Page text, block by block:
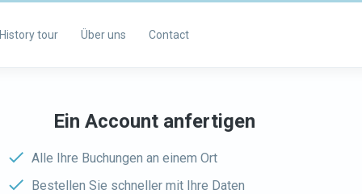
History tour Über uns Contact
Ein Account anfertigen
Alle Ihre Buchungen an einem Ort
Bestellen Sie schneller mit Ihre Daten